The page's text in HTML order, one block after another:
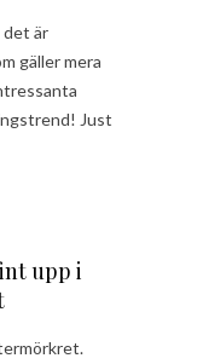
det är
gäller mera
Just
upp i